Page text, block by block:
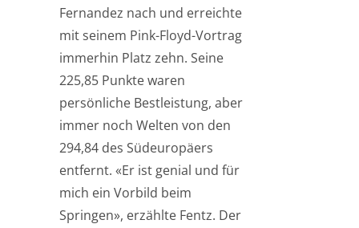
Fernandez nach und erreichte
mit seinem Pink-Floyd-Vortrag
immerhin Platz zehn. Seine
225,85 Punkte waren
persönliche Bestleistung, aber
immer noch Welten von den
294,84 des Südeuropäers
entfernt. «Er ist genial und für
mich ein Vorbild beim
Springen», erzählte Fentz. Der